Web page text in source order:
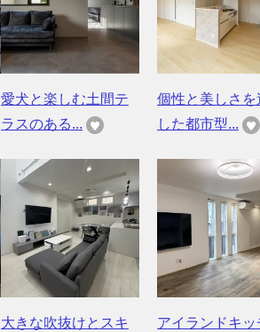
愛犬と楽しむ土間テ
ラスのある...
個性と美しさを
した都市型...
大きな吹抜けとスキ
アイランドキッ